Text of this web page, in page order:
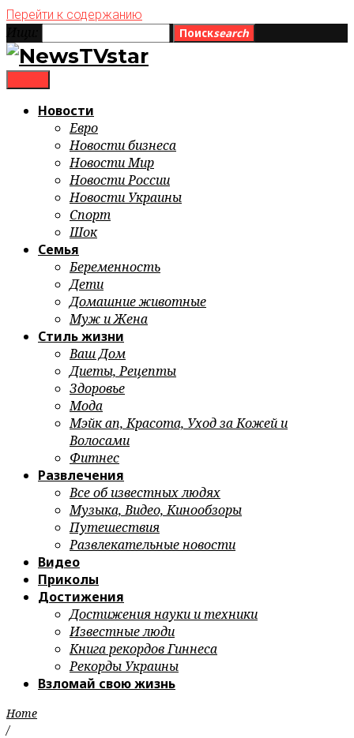
Перейти к содержанию
Поискsearch
Новости
Евро
Новости бизнеса
Новости Мир
Новости России
Новости Украины
Спорт
Шок
Семья
Беременность
Дети
Домашние животные
Муж и Жена
Стиль жизни
Ваш Дом
Диеты, Рецепты
Здоровье
Мода
Мэйк ап, Красота, Уход за Кожей и
Волосами
Фитнес
Развлечения
Все об известных людях
Музыка, Видео, Кинообзоры
Путешествия
Развлекательные новости
Видео
Приколы
Достижения
Достижения науки и техники
Известные люди
Книга рекордов Гиннеса
Рекорды Украины
Взломай свою жизнь
Home
/